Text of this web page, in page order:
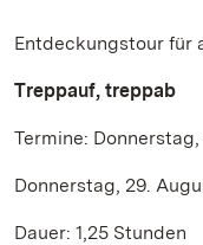
Entdeckungstour für
Treppauf, treppab
Termine:
Donnerstag, 29.
Dauer: 1,25 Stunden